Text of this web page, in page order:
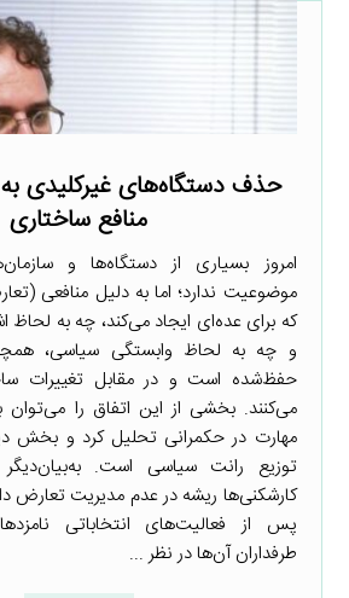
حذف دستگاه‌های غیرکلیدی
منافع ساختاری
امروز بسیاری از دستگاه‌ها و
موضوعیت ندارد؛ اما به دلیل منافعی
که برای عده‌ای ایجاد می‌کند، چه به لحاظ
و چه به لحاظ وابستگی سیاسی،
حفظ‌شده است و در مقابل تغییرات
می‌کنند. بخشی از این اتفاق را می‌توان
مهارت در حکمرانی تحلیل کرد و بخش
توزیع رانت سیاسی است.
کارشکنی‌ها ریشه در عدم مدیریت تعارض
پس از فعالیت‌های انتخاباتی
طرفداران آن‌ها در نظر ...